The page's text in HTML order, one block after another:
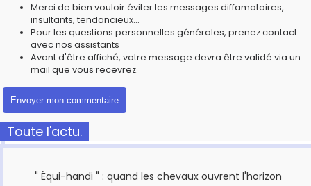
Merci de bien vouloir éviter les messages diffamatoires,
insultants, tendancieux...
Pour les questions personnelles générales, prenez contact
avec nos assistants
Avant d'être affiché, votre message devra être validé via un
mail que vous recevrez.
Toute l'actu.
" Équi-handi " : quand les chevaux ouvrent l'horizon